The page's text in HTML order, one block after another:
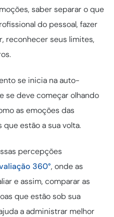
saber separar o que
do pessoal, fazer
reconhecer seus limites,
se inicia na auto-
se deve começar olhando
as emoções das
estão a sua volta.
percepções
360°, onde as
e assim, comparar as
que estão sob sua
a administrar melhor